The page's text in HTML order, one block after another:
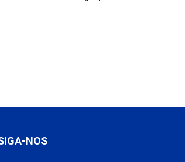
NOS